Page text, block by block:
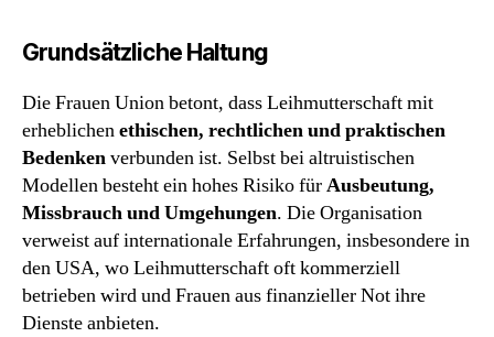
Grundsätzliche Haltung
Die Frauen Union betont, dass Leihmutterschaft mit
erheblichenethischen, rechtlichen und praktischen
Bedenkenverbunden ist. Selbst bei altruistischen
Modellen besteht ein hohes Risiko fürAusbeutung,
Missbrauch und Umgehungen. Die Organisation
verweist auf internationale Erfahrungen, insbesondere in
den USA, wo Leihmutterschaft oft kommerziell
betrieben wird und Frauen aus finanzieller Not ihre
Dienste anbieten.